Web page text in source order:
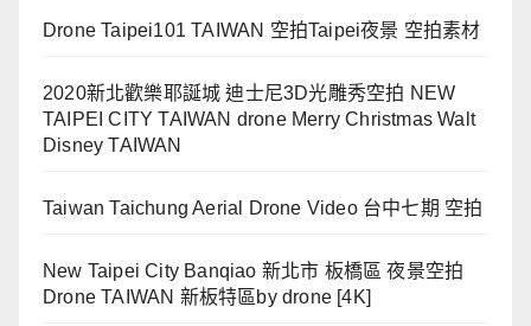
Drone Taipei101 TAIWAN 空拍Taipei夜景 空拍素材
2020新北歡樂耶誕城 迪士尼3D光雕秀空拍 NEW
TAIPEI CITY TAIWAN drone Merry Christmas Walt
Disney TAIWAN
Taiwan Taichung Aerial Drone Video 台中七期 空拍
New Taipei City Banqiao 新北市 板橋區 夜景空拍
Drone TAIWAN 新板特區by drone [4K]